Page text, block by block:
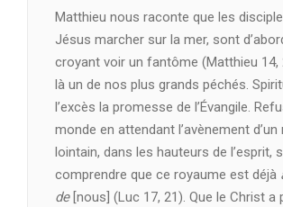
Matthieu nous raconte que les
Jésus marcher sur la mer, sont
croyant voir un fantôme (Matthieu 14,
là un de nos plus grands péchés.
l’excès la promesse de l’Évangile.
monde en attendant l’avènement d’un
lointain, dans les hauteurs de l’esprit,
comprendre que ce royaume est déjà
de[nous] (Luc 17, 21). Que le Christ a